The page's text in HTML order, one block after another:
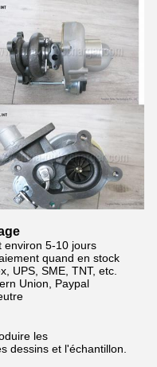
environ 5-10 jours
quand en stock
UPS, SME, TNT, etc.
Union, Paypal
les
dessins et l'échantillon.